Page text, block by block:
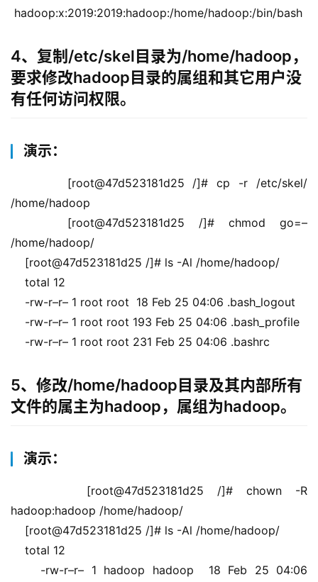
hadoop:x:2019:2019:hadoop:/home/hadoop:/bin/bash
4、复制/etc/skel目录为/home/hadoop，
要求修改hadoop目录的属组和其它用户没
有任何访问权限。
演示：
[root@47d523181d25 /]# cp -r /etc/skel/
/home/hadoop
[root@47d523181d25 /]# chmod go=–
/home/hadoop/
[root@47d523181d25 /]# ls -Al /home/hadoop/
total 12
-rw-r–r– 1 root root  18 Feb 25 04:06 .bash_logout
-rw-r–r– 1 root root 193 Feb 25 04:06 .bash_profile
-rw-r–r– 1 root root 231 Feb 25 04:06 .bashrc
5、修改/home/hadoop目录及其内部所有
文件的属主为hadoop，属组为hadoop。
演示：
[root@47d523181d25 /]# chown -R
hadoop:hadoop /home/hadoop/
[root@47d523181d25 /]# ls -Al /home/hadoop/
total 12
-rw-r–r– 1 hadoop hadoop  18 Feb 25 04:06